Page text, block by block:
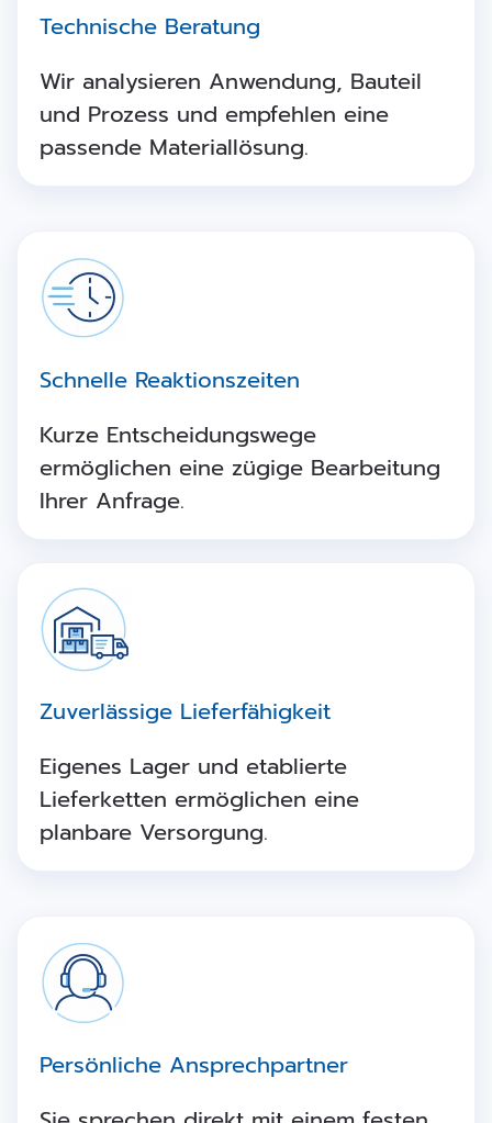
Technische Beratung
Wir analysieren Anwendung, Bauteil
und Prozess und empfehlen eine
passende Materiallösung.
Schnelle Reaktionszeiten
Kurze Entscheidungswege
ermöglichen eine zügige Bearbeitung
Ihrer Anfrage.
Zuverlässige Lieferfähigkeit
Eigenes Lager und etablierte
Lieferketten ermöglichen eine
planbare Versorgung.
Persönliche Ansprechpartner